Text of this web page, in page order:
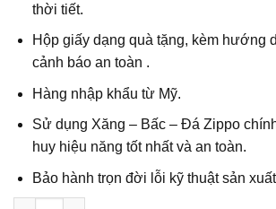
thời tiết.
Hộp giấy dạng quà tặng, kèm hướng
cảnh báo an toàn .
Hàng nhập khẩu từ Mỹ.
Sử dụng Xăng – Bấc – Đá Zippo
huy hiệu năng tốt nhất và an toàn.
Bảo hành trọn đời lỗi kỹ thuật sản